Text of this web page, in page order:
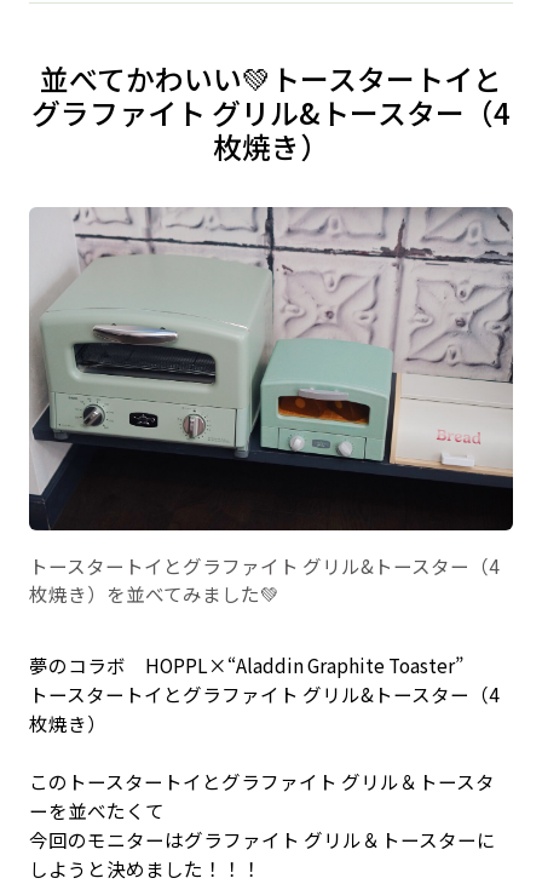
並べてかわいい💚トースタートイと
グラファイト グリル&トースター（4
枚焼き）
トースタートイとグラファイト グリル&トースター（4
枚焼き）を並べてみました💚
夢のコラボ HOPPL×“Aladdin Graphite Toaster”
トースタートイとグラファイト グリル&トースター（4
枚焼き）
このトースタートイとグラファイト グリル＆トースタ
ーを並べたくて
今回のモニターはグラファイト グリル＆トースターに
しようと決めました！！！